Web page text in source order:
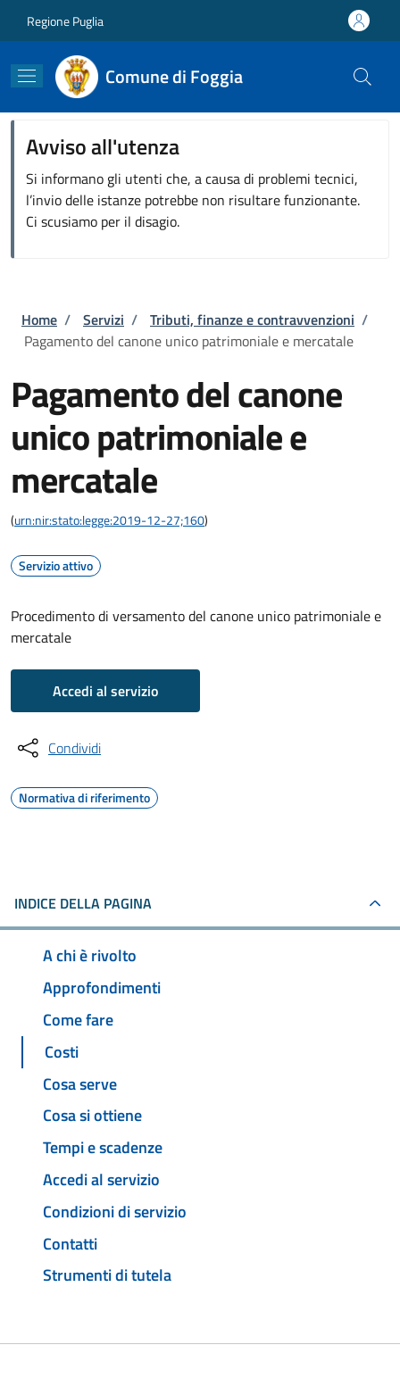
Regione Puglia
Comune di Foggia
Avviso all'utenza
Si informano gli utenti che, a causa di problemi tecnici,
l’invio delle istanze potrebbe non risultare funzionante.
Ci scusiamo per il disagio.
Briciole di pane
Home / Servizi / Tributi, finanze e contravvenzioni /
Pagamento del canone unico patrimoniale e mercatale
Pagamento del canone
unico patrimoniale e
mercatale
(urn:nir:stato:legge:2019-12-27;160)
Servizio attivo
Procedimento di versamento del canone unico patrimoniale e
mercatale
Accedi al servizio
Condividi
Normativa di riferimento
INDICE DELLA PAGINA
A chi è rivolto
Approfondimenti
Come fare
Costi
Cosa serve
Cosa si ottiene
Tempi e scadenze
Accedi al servizio
Condizioni di servizio
Contatti
Strumenti di tutela